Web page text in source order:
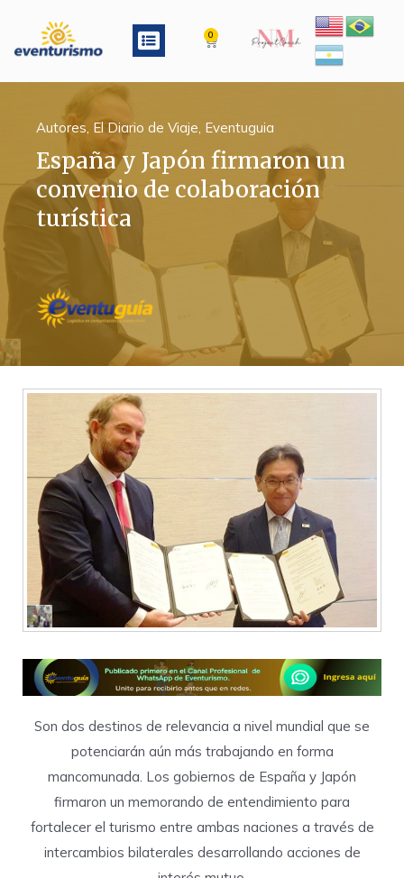
contenido
Menu 0 Cart
Autores, El Diario de Viaje, Eventuguia
España y Japón firmaron un
convenio de colaboración
turística
Son dos destinos de relevancia a nivel mundial que se
potenciarán aún más trabajando en forma
mancomunada. Los gobiernos de España y Japón
firmaron un memorando de entendimiento para
fortalecer el turismo entre ambas naciones a través de
intercambios bilaterales desarrollando acciones de